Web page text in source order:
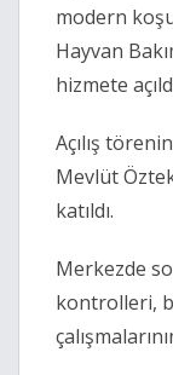
modern
Hayvan
hizmete
Açılış
Mevlüt
katıldı.
Merkezde
kontrolleri,